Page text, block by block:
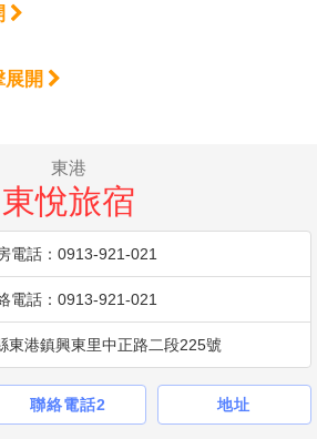
展開
東港
東悅旅宿
電話：0913-921-021
電話：0913-921-021
東港鎮興東里中正路二段225號
聯絡電話2 地址